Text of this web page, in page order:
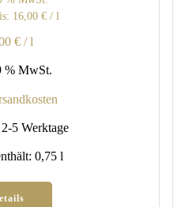
16,00 € / l
€ /l
% MwSt.
2-5 Werktage
0,75 l